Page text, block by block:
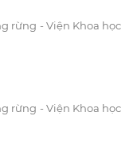
rừng - Viện Khoa học
rừng - Viện Khoa học